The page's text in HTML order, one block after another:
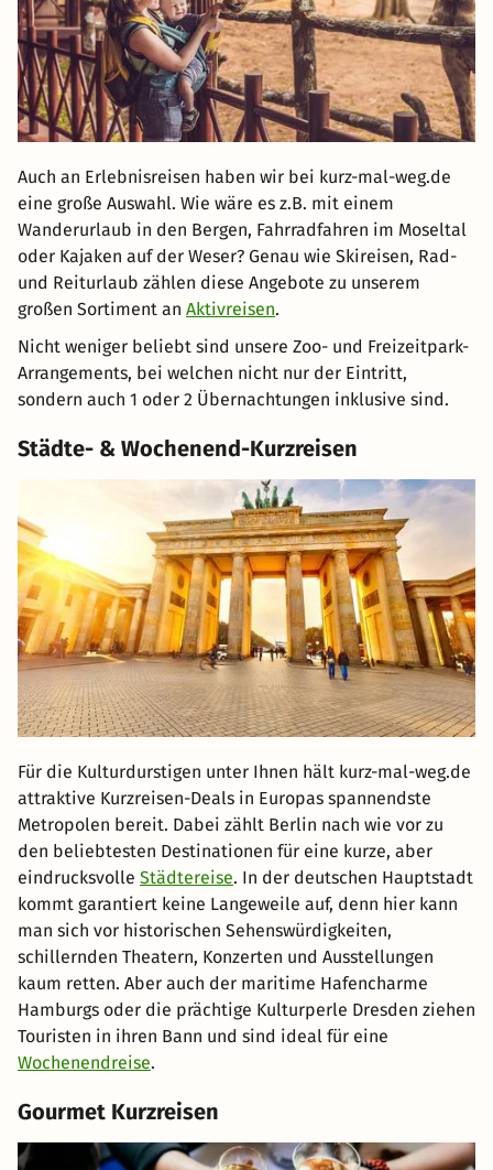
Auch an Erlebnisreisen haben wir bei kurz-mal-weg.de
eine große Auswahl. Wie wäre es z.B. mit einem
Wanderurlaub in den Bergen, Fahrradfahren im Moseltal
oder Kajaken auf der Weser? Genau wie Skireisen, Rad-
und Reiturlaub zählen diese Angebote zu unserem
großen Sortiment an Aktivreisen.
Nicht weniger beliebt sind unsere Zoo- und Freizeitpark-
Arrangements, bei welchen nicht nur der Eintritt,
sondern auch 1 oder 2 Übernachtungen inklusive sind.
Städte- & Wochenend-Kurzreisen
Für die Kulturdurstigen unter Ihnen hält kurz-mal-weg.de
attraktive Kurzreisen-Deals in Europas spannendste
Metropolen bereit. Dabei zählt Berlin nach wie vor zu
den beliebtesten Destinationen für eine kurze, aber
eindrucksvolle Städtereise. In der deutschen Hauptstadt
kommt garantiert keine Langeweile auf, denn hier kann
man sich vor historischen Sehenswürdigkeiten,
schillernden Theatern, Konzerten und Ausstellungen
kaum retten. Aber auch der maritime Hafencharme
Hamburgs oder die prächtige Kulturperle Dresden ziehen
Touristen in ihren Bann und sind ideal für eine
Wochenendreise.
Gourmet Kurzreisen